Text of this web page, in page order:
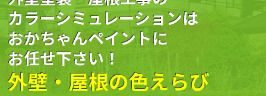
カラーシミュレーションは
おかちゃんペイントに
お任せ下さい！
外壁・屋根の色えらび